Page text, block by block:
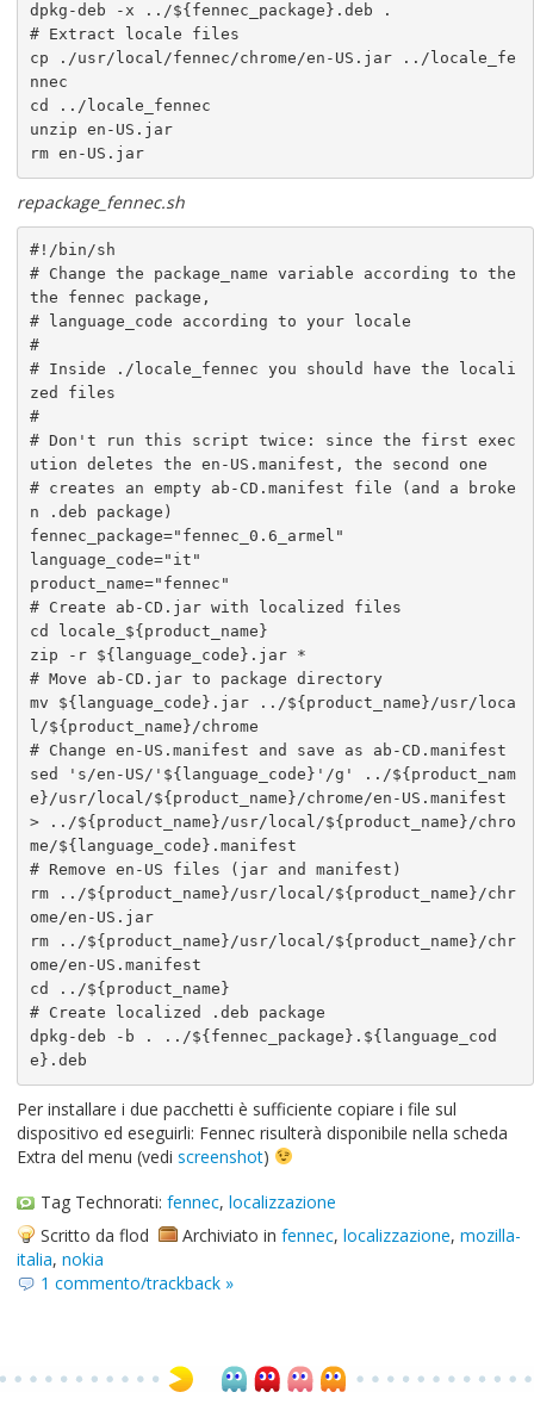
dpkg-deb -x ../${fennec_package}.deb .
# Extract locale files
cp ./usr/local/fennec/chrome/en-US.jar ../locale_fe
nnec
cd ../locale_fennec
unzip en-US.jar
rm en-US.jar
repackage_fennec.sh
#!/bin/sh
# Change the package_name variable according to the
the fennec package,
# language_code according to your locale
#
# Inside ./locale_fennec you should have the locali
zed files
#
# Don't run this script twice: since the first exec
ution deletes the en-US.manifest, the second one
# creates an empty ab-CD.manifest file (and a broke
n .deb package)
fennec_package="fennec_0.6_armel"
language_code="it"
product_name="fennec"
# Create ab-CD.jar with localized files
cd locale_${product_name}
zip -r ${language_code}.jar *
# Move ab-CD.jar to package directory
mv ${language_code}.jar ../${product_name}/usr/loca
l/${product_name}/chrome
# Change en-US.manifest and save as ab-CD.manifest
sed 's/en-US/'${language_code}'/g' ../${product_nam
e}/usr/local/${product_name}/chrome/en-US.manifest
> ../${product_name}/usr/local/${product_name}/chro
me/${language_code}.manifest
# Remove en-US files (jar and manifest)
rm ../${product_name}/usr/local/${product_name}/chr
ome/en-US.jar
rm ../${product_name}/usr/local/${product_name}/chr
ome/en-US.manifest
cd ../${product_name}
# Create localized .deb package
dpkg-deb -b . ../${fennec_package}.${language_cod
e}.deb
Per installare i due pacchetti è sufficiente copiare i file sul
dispositivo ed eseguirli: Fennec risulterà disponibile nella scheda
Extra del menu (vedi screenshot)
Tag Technorati: fennec, localizzazione
Scritto da flod
Archiviato in fennec, localizzazione, mozilla-
italia, nokia
1 commento/trackback »